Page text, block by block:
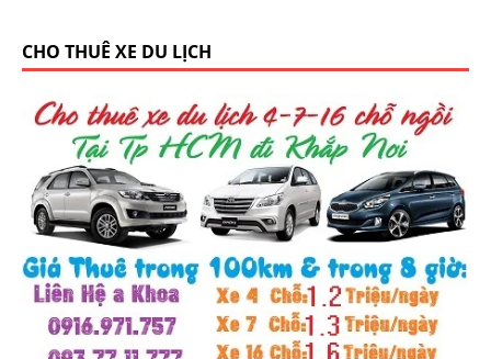
CHO THUÊ XE DU LỊCH